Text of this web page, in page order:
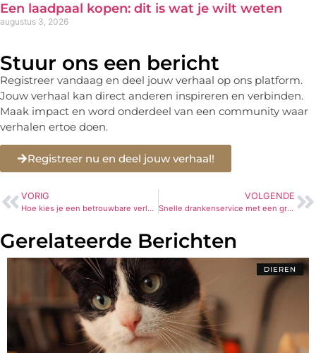
Een laadpaal kopen: dit is wat je wilt weten
augustus 3, 2026
Stuur ons een bericht
Registreer vandaag en deel jouw verhaal op ons platform.
Jouw verhaal kan direct anderen inspireren en verbinden.
Maak impact en word onderdeel van een community waar
verhalen ertoe doen.
Registreer nu en deel jouw verhaal!
VORIG
Hoe kies je een betrouwbare verloskundige?
VOLGENDE
Snelle drankenservice met een groot assortiment
Gerelateerde Berichten
DIEREN